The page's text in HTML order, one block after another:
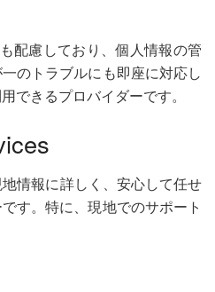
配慮しており、個人情報の管
のトラブルにも即座に対応し
できるプロバイダーです。
情報に詳しく、安心して任せ
す。特に、現地でのサポート